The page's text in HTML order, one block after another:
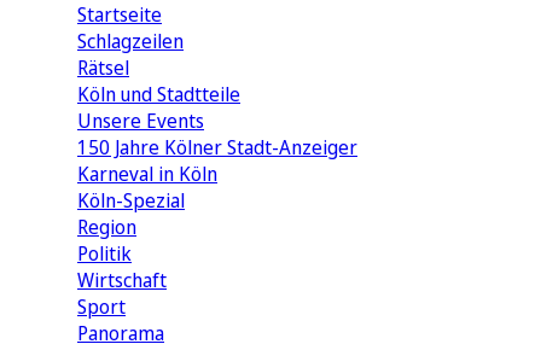
Startseite
Schlagzeilen
Rätsel
Köln und Stadtteile
Unsere Events
150 Jahre Kölner Stadt-Anzeiger
Karneval in Köln
Köln-Spezial
Region
Politik
Wirtschaft
Sport
Panorama